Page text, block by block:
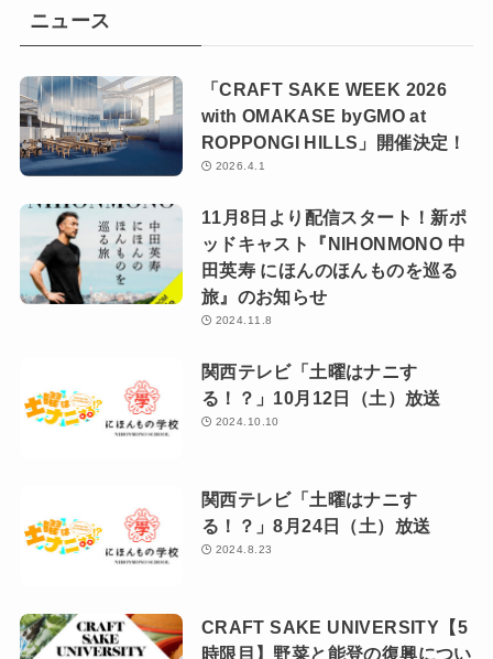
ニュース
「CRAFT SAKE WEEK 2026
with OMAKASE byGMO at
ROPPONGI HILLS」開催決定！
2026.4.1
11月8日より配信スタート！新ポ
ッドキャスト『NIHONMONO 中
田英寿 にほんのほんものを巡る
旅』のお知らせ
2024.11.8
関西テレビ「土曜はナニす
る！？」10月12日（土）放送
2024.10.10
関西テレビ「土曜はナニす
る！？」8月24日（土）放送
2024.8.23
CRAFT SAKE UNIVERSITY【5
時限目】野菜と能登の復興につい